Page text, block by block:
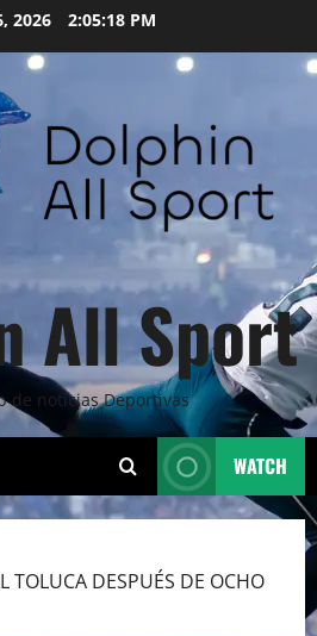
2026 2:05:19 PM
All Sport
de noticias Deportivas
WATCH
TOLUCA DESPUÉS DE OCHO